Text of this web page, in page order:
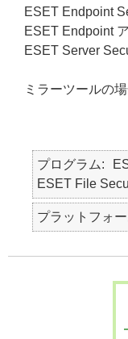
ESET Endpoint
ESET Endpoint
ESET Server
ミラーツールの
プログラム
ESET File
プラットフォー